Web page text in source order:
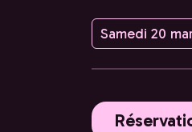
Samedi 20